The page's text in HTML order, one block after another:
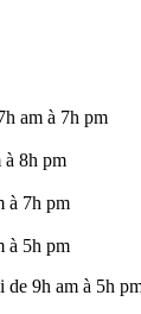
am à 7h pm
à 8h pm
à 7h pm
à 5h pm
de 9h am à 5h